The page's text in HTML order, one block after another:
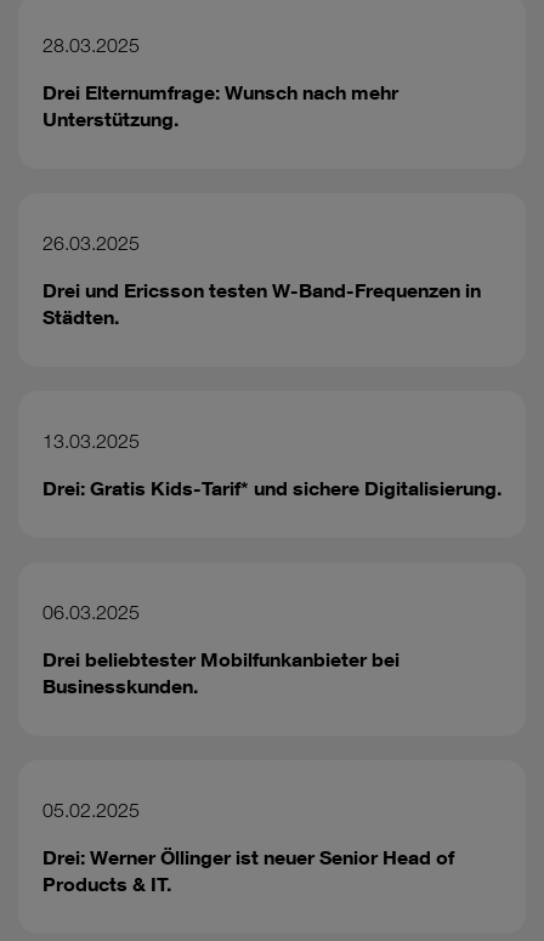
28.03.2025
Drei Elternumfrage: Wunsch nach mehr
Unterstützung.
26.03.2025
Drei und Ericsson testen W-Band-Frequenzen in
Städten.
13.03.2025
Drei: Gratis Kids-Tarif* und sichere Digitalisierung.
06.03.2025
Drei beliebtester Mobilfunkanbieter bei
Businesskunden.
05.02.2025
Drei: Werner Öllinger ist neuer Senior Head of
Products & IT.